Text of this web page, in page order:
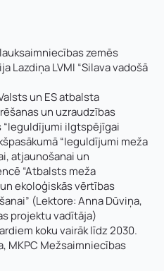
zemēs
Lazdiņa LVMI “Silava vadošā
un ES atbalsta
un uzraudzības
ilgtspējīgai
“Ieguldījumi meža
atjaunošanai un
“Atbalsts meža
ekoloģiskās vērtības
(Lektore: Anna Dūviņa,
projektu vadītāja)
koku vairāk līdz 2030.
MKPC Mežsaimniecības